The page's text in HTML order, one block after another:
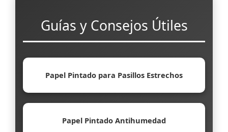
Guías y Consejos Útiles
Papel Pintado para Pasillos Estrechos
Papel Pintado Antihumedad